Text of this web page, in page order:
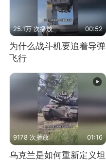
25.1万 次播放 00:52
为什么战斗机要追着导弹
飞行
9178 次播放 01:16
乌克兰是如何重新定义坦